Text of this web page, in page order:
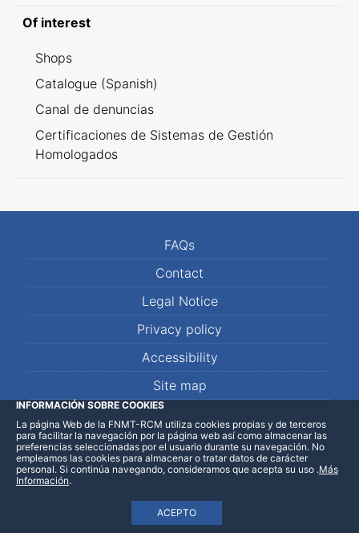
Of interest
Shops
Catalogue (Spanish)
Canal de denuncias
Certificaciones de Sistemas de Gestión
Homologados
FAQs
Contact
Legal Notice
Privacy policy
Accessibility
Site map
LinkedInFacebookWhatsApp
INFORMACIÓN SOBRE COOKIES
La página Web de la FNMT-RCM utiliza cookies propias y de terceros
para facilitar la navegación por la página web así como almacenar las
preferencias seleccionadas por el usuario durante su navegación. No
empleamos las cookies para almacenar o tratar datos de carácter
personal. Si continúa navegando, consideramos que acepta su uso
ACEPTO
.Más
Información.